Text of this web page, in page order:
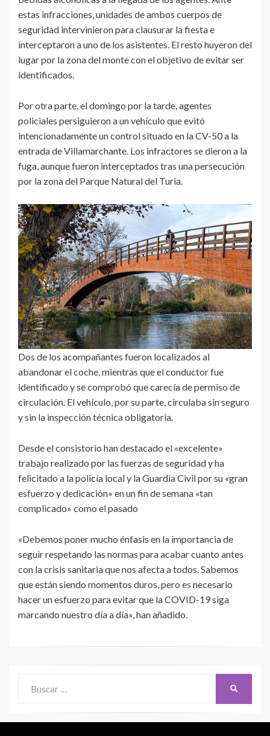
estas infracciones, unidades de ambos cuerpos de
seguridad intervinieron para clausurar la fiesta e
interceptaron a uno de los asistentes. El resto huyeron del
lugar por la zona del monte con el objetivo de evitar ser
identificados.
Por otra parte, el domingo por la tarde, agentes
policiales persiguieron a un vehículo que evitó
intencionadamente un control situado en la CV-50 a la
entrada de Villamarchante. Los infractores se dieron a la
fuga, aunque fueron interceptados tras una persecución
por la zona del Parque Natural del Turia.
Dos de los acompañantes fueron localizados al
abandonar el coche, mientras que el conductor fue
identificado y se comprobó que carecía de permiso de
circulación. El vehículo, por su parte, circulaba sin seguro
y sin la inspección técnica obligatoria.
Desde el consistorio han destacado el «excelente»
trabajo realizado por las fuerzas de seguridad y ha
felicitado a la policía local y la Guardia Civil por su «gran
esfuerzo y dedicación» en un fin de semana «tan
complicado» como el pasado
«Debemos poner mucho énfasis en la importancia de
seguir respetando las normas para acabar cuanto antes
con la crisis sanitaria que nos afecta a todos. Sabemos
que están siendo momentos duros, pero es necesario
hacer un esfuerzo para evitar que la COVID-19 siga
marcando nuestro día a día», han añadido.